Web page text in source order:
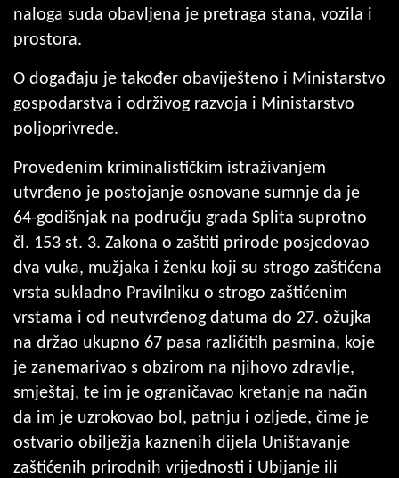
naloga suda obavljena je pretraga stana, vozila i
prostora.
O događaju je također obaviješteno i Ministarstvo
gospodarstva i održivog razvoja i Ministarstvo
poljoprivrede.
Provedenim kriminalističkim istraživanjem
utvrđeno je postojanje osnovane sumnje da je
64-godišnjak na području grada Splita suprotno
čl. 153 st. 3. Zakona o zaštiti prirode posjedovao
dva vuka, mužjaka i ženku koji su strogo zaštićena
vrsta sukladno Pravilniku o strogo zaštićenim
vrstama i od neutvrđenog datuma do 27. ožujka
na držao ukupno 67 pasa različitih pasmina, koje
je zanemarivao s obzirom na njihovo zdravlje,
smještaj, te im je ograničavao kretanje na način
da im je uzrokovao bol, patnju i ozljede, čime je
ostvario obilježja kaznenih dijela Uništavanje
zaštićenih prirodnih vrijednosti i Ubijanje ili